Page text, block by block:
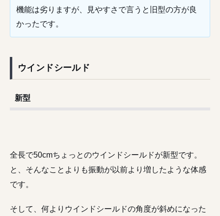
機能は劣りますが、見やすさで言うと旧型の方が良
かったです。
ウインドシールド
新型
全長で50cmちょっとのウインドシールドが新型です。
と、そんなことよりも振動が以前より増したような体感
です。
そして、何よりウインドシールドの角度が斜めになった